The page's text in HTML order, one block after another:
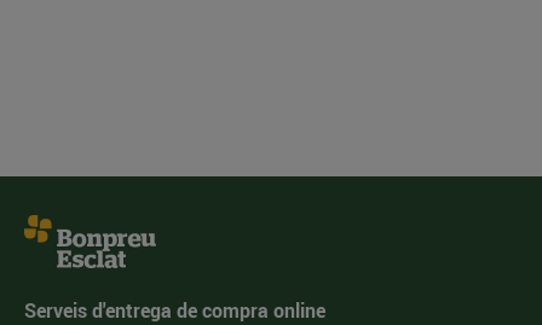
Serveis d'entrega de compra online